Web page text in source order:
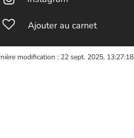
Ajouter au carnet
modification : 22 sept. 2025, 13:27:18